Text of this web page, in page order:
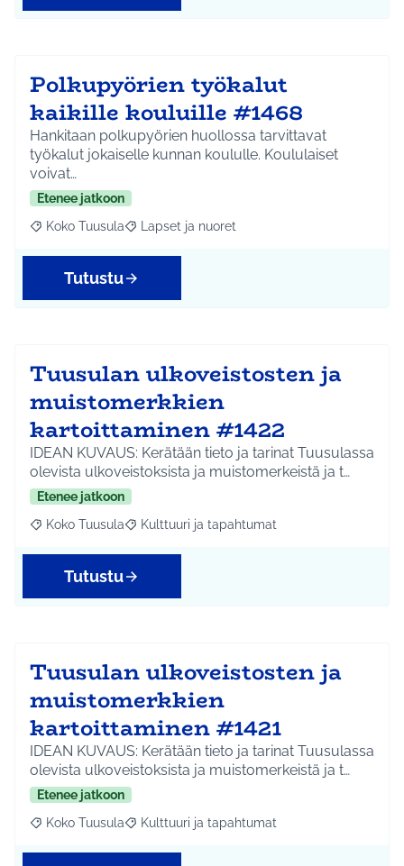
Polkupyörien työkalut
kaikille kouluille #1468
Hankitaan polkupyörien huollossa tarvittavat
työkalut jokaiselle kunnan koululle. Koululaiset
voivat…
Etenee jatkoon
Rajaa tulokset aihepiirin mukaan: Koko Tuusula
Koko Tuusula Rajaa tulokset teeman mukaan: Lapset ja
Lapset ja nuoret
Tutustu
Tuusulan ulkoveistosten ja
muistomerkkien
kartoittaminen #1422
IDEAN KUVAUS: Kerätään tieto ja tarinat Tuusulassa
olevista ulkoveistoksista ja muistomerkeistä ja t…
Etenee jatkoon
Rajaa tulokset aihepiirin mukaan: Koko Tuusula
Koko Tuusula Rajaa tulokset teeman mukaan: Kulttuuri ja
Kulttuuri ja tapahtumat
Tutustu
Tuusulan ulkoveistosten ja
muistomerkkien
kartoittaminen #1421
IDEAN KUVAUS: Kerätään tieto ja tarinat Tuusulassa
olevista ulkoveistoksista ja muistomerkeistä ja t…
Etenee jatkoon
Rajaa tulokset aihepiirin mukaan: Koko Tuusula
Koko Tuusula Rajaa tulokset teeman mukaan: Kulttuuri ja
Kulttuuri ja tapahtumat